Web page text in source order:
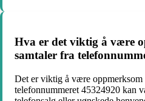
Hva er det viktig å være
samtaler fra
Det er viktig å være oppmerksom
telefonnummeret 45324920 kan